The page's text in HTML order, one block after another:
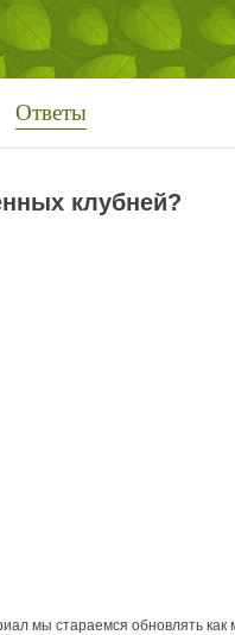
Ответы
клубней?
мы стараемся обновлять